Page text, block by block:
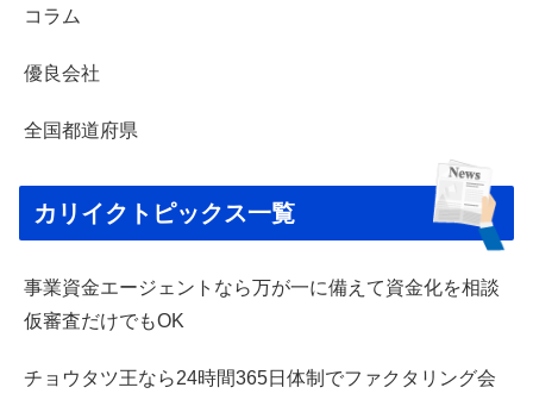
コラム
優良会社
全国都道府県
カリイクトピックス一覧
事業資金エージェントなら万が一に備えて資金化を相談
仮審査だけでもOK
チョウタツ王なら24時間365日体制でファクタリング会